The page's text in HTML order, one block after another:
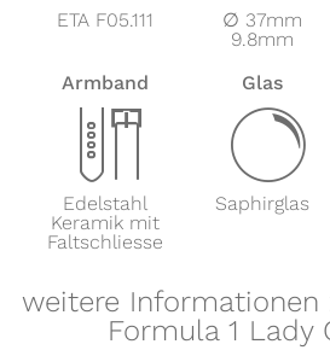
ETA F05.111
∅ 37mm
9.8mm
Armband
x
Edelstahl
Keramik mit
Faltschliesse
Glas
y
Saphirglas
weitere Informationen
Formula 1 Lady